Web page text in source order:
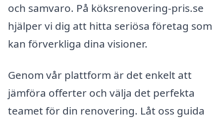
och samvaro. På köksrenovering-pris.se
hjälper vi dig att hitta seriösa företag som
kan förverkliga dina visioner.
Genom vår plattform är det enkelt att
jämföra offerter och välja det perfekta
teamet för din renovering. Låt oss guida